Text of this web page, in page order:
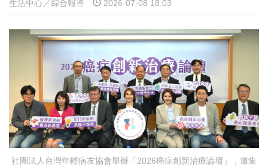
生活中心／綜合報導 2026-07-08 18:03
社團法人台灣年輕病友協會舉辦「2026癌症創新治療論壇」，邀集